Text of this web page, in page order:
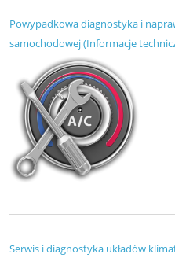
Powypadkowa diagnostyka i
samochodowej (Informacje
Serwis i diagnostyka układów